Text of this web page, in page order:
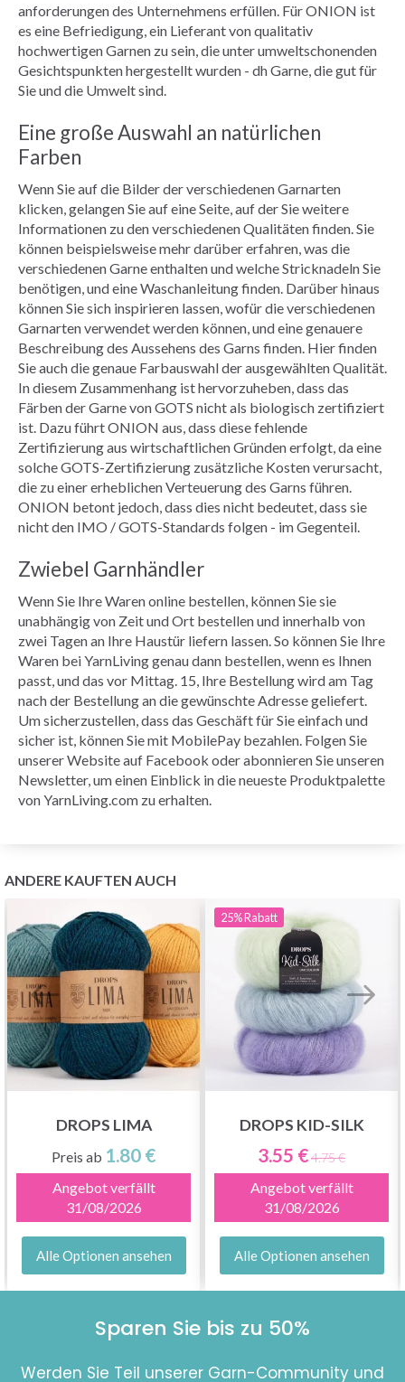
anforderungen des Unternehmens erfüllen. Für ONION ist
es eine Befriedigung, ein Lieferant von qualitativ
hochwertigen Garnen zu sein, die unter umweltschonenden
Gesichtspunkten hergestellt wurden - dh Garne, die gut für
Sie und die Umwelt sind.
Eine große Auswahl an natürlichen
Farben
Wenn Sie auf die Bilder der verschiedenen Garnarten
klicken, gelangen Sie auf eine Seite, auf der Sie weitere
Informationen zu den verschiedenen Qualitäten finden. Sie
können beispielsweise mehr darüber erfahren, was die
verschiedenen Garne enthalten und welche Stricknadeln Sie
benötigen, und eine Waschanleitung finden. Darüber hinaus
können Sie sich inspirieren lassen, wofür die verschiedenen
Garnarten verwendet werden können, und eine genauere
Beschreibung des Aussehens des Garns finden. Hier finden
Sie auch die genaue Farbauswahl der ausgewählten Qualität.
In diesem Zusammenhang ist hervorzuheben, dass das
Färben der Garne von GOTS nicht als biologisch zertifiziert
ist. Dazu führt ONION aus, dass diese fehlende
Zertifizierung aus wirtschaftlichen Gründen erfolgt, da eine
solche GOTS-Zertifizierung zusätzliche Kosten verursacht,
die zu einer erheblichen Verteuerung des Garns führen.
ONION betont jedoch, dass dies nicht bedeutet, dass sie
nicht den IMO / GOTS-Standards folgen - im Gegenteil.
Zwiebel Garnhändler
Wenn Sie Ihre Waren online bestellen, können Sie sie
unabhängig von Zeit und Ort bestellen und innerhalb von
zwei Tagen an Ihre Haustür liefern lassen. So können Sie Ihre
Waren bei YarnLiving genau dann bestellen, wenn es Ihnen
passt, und das vor Mittag. 15, Ihre Bestellung wird am Tag
nach der Bestellung an die gewünschte Adresse geliefert.
Um sicherzustellen, dass das Geschäft für Sie einfach und
sicher ist, können Sie mit MobilePay bezahlen. Folgen Sie
unserer Website auf Facebook oder abonnieren Sie unseren
Newsletter, um einen Einblick in die neueste Produktpalette
von YarnLiving.com zu erhalten.
ANDERE KAUFTEN AUCH
DROPS LIMA
Preis ab 1.80 €
Angebot verfällt
31/08/2026
Alle Optionen ansehen
25%Rabatt
DROPS KID-SILK
3.55 €4.75 €
Angebot verfällt
31/08/2026
Alle Optionen ansehen
Sparen Sie bis zu 50%
Werden Sie Teil unserer Garn-Community und